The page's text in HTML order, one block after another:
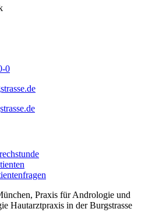
0
Praxis für Andrologie und
Hautarztpraxis in der Burgstrasse